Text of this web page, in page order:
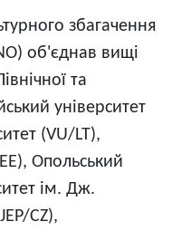
збагачення
об'єднав вищі
та
університет
(VU/LT),
Опольський
ім. Дж.
CZ),